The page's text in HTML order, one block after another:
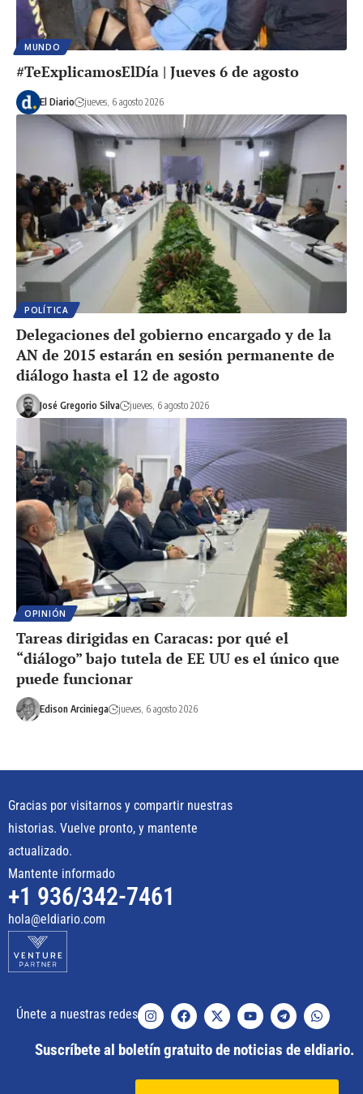
MUNDO
#TeExplicamosElDía | Jueves 6 de agosto
El Diario jueves, 6 agosto 2026
POLÍTICA
Delegaciones del gobierno encargado y de la
AN de 2015 estarán en sesión permanente de
diálogo hasta el 12 de agosto
José Gregorio Silva jueves, 6 agosto 2026
OPINIÓN
Tareas dirigidas en Caracas: por qué el
“diálogo” bajo tutela de EE UU es el único que
puede funcionar
Edison Arciniega jueves, 6 agosto 2026
Gracias por visitarnos y compartir nuestras
historias. Vuelve pronto, y mantente
actualizado.
Mantente informado
+1 936/342-7461
hola@eldiario.com
Únete a nuestras redes
Suscríbete al boletín gratuito de noticias de eldiario.